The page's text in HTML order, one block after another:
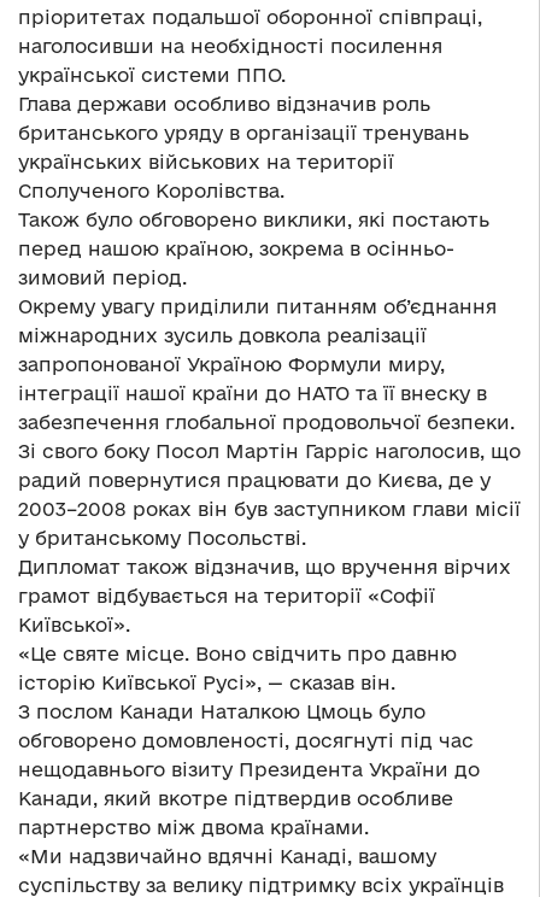
пріоритетах подальшої оборонної співпраці,
наголосивши на необхідності посилення
української системи ППО.
Глава держави особливо відзначив роль
британського уряду в організації тренувань
українських військових на території
Сполученого Королівства.
Також було обговорено виклики, які постають
перед нашою країною, зокрема в осінньо-
зимовий період.
Окрему увагу приділили питанням об’єднання
міжнародних зусиль довкола реалізації
запропонованої Україною Формули миру,
інтеграції нашої країни до НАТО та її внеску в
забезпечення глобальної продовольчої безпеки.
Зі свого боку Посол Мартін Гарріс наголосив, що
радий повернутися працювати до Києва, де у
2003–2008 роках він був заступником глави місії
у британському Посольстві.
Дипломат також відзначив, що вручення вірчих
грамот відбувається на території «Софії
Київської».
«Це святе місце. Воно свідчить про давню
історію Київської Русі», — сказав він.
З послом Канади Наталкою Цмоць було
обговорено домовленості, досягнуті під час
нещодавнього візиту Президента України до
Канади, який вкотре підтвердив особливе
партнерство між двома країнами.
«Ми надзвичайно вдячні Канаді, вашому
суспільству за велику підтримку всіх українців